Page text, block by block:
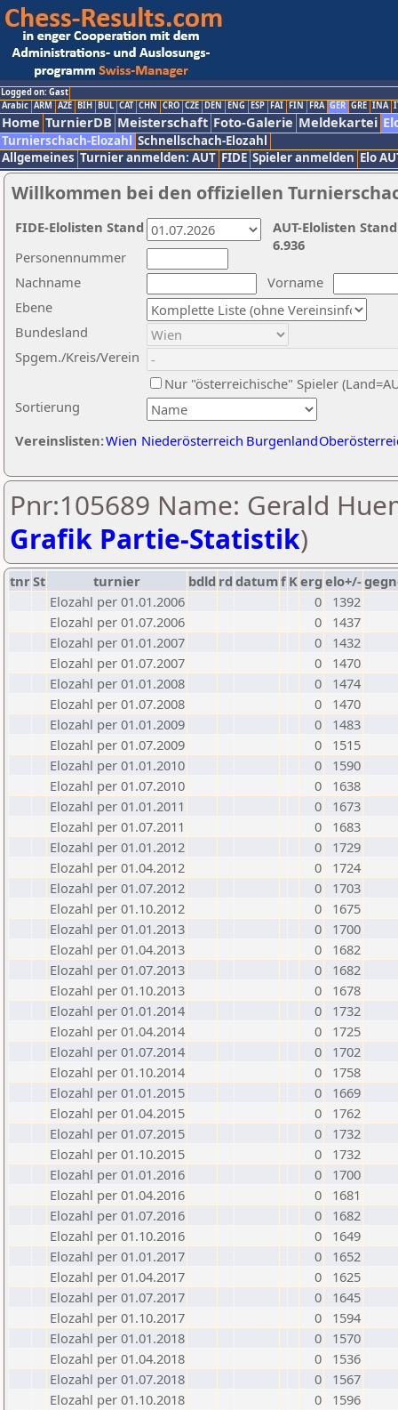
Logged on: Gast
Arabic ARM AZE BIH BUL CAT CHN CRO CZE DEN ENG ESP FAI FIN FRA GER GRE INA
Home TurnierDB Meisterschaft Foto-Galerie Meldekartei
Turnierschach-Elozahl Schnellschach-Elozahl
Allgemeines Turnier anmelden: AUT FIDE Spieler anmelden Elo
Willkommen bei den offiziellen
Nachname
Vorname
Ebene
Sortierung
Personennummer
Bundesland
Spgem./Kreis/Verein
Nur "österreichische" Spieler
Vereinslisten:Wien Niederösterreich Burgenland
AUT-Elolisten
6.936
FIDE-Elolisten Stand
Pnr:105689 Name: Gerald
Grafik Partie-Statistik)
tnrSt turnier bdld rd datumf Kerg elo+/-
Elozahl per 01.01.2006
0
1392
Elozahl per 01.07.2006
0
1437
Elozahl per 01.01.2007
0
1432
Elozahl per 01.07.2007
0
1470
Elozahl per 01.01.2008
0
1474
Elozahl per 01.07.2008
0
1470
Elozahl per 01.01.2009
0
1483
Elozahl per 01.07.2009
0
1515
Elozahl per 01.01.2010
0
1590
Elozahl per 01.07.2010
0
1638
Elozahl per 01.01.2011
0
1673
Elozahl per 01.07.2011
0
1683
Elozahl per 01.01.2012
0
1729
Elozahl per 01.04.2012
0
1724
Elozahl per 01.07.2012
0
1703
Elozahl per 01.10.2012
0
1675
Elozahl per 01.01.2013
0
1700
Elozahl per 01.04.2013
0
1682
Elozahl per 01.07.2013
0
1682
Elozahl per 01.10.2013
0
1678
Elozahl per 01.01.2014
0
1732
Elozahl per 01.04.2014
0
1725
Elozahl per 01.07.2014
0
1702
Elozahl per 01.10.2014
0
1758
Elozahl per 01.01.2015
0
1669
Elozahl per 01.04.2015
0
1762
Elozahl per 01.07.2015
0
1732
Elozahl per 01.10.2015
0
1732
Elozahl per 01.01.2016
0
1700
Elozahl per 01.04.2016
0
1681
Elozahl per 01.07.2016
0
1682
Elozahl per 01.10.2016
0
1649
Elozahl per 01.01.2017
0
1652
Elozahl per 01.04.2017
0
1625
Elozahl per 01.07.2017
0
1645
Elozahl per 01.10.2017
0
1594
Elozahl per 01.01.2018
0
1570
Elozahl per 01.04.2018
0
1536
Elozahl per 01.07.2018
0
1567
Elozahl per 01.10.2018
0
1596